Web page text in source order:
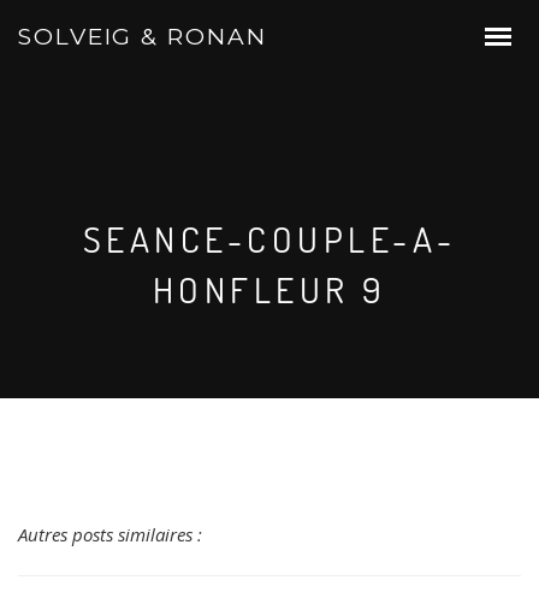
SOLVEIG & RONAN
SEANCE-COUPLE-A-
HONFLEUR 9
Autres posts similaires :